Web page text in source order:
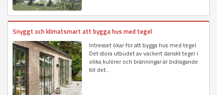
Snyggt och klimatsmart att bygga hus med tegel
Intresset ökar för att bygga hus med tegel.
Det stora utbudet av vackert danskt tegel i
olika kulörer och bränningar är bidragande
till det...